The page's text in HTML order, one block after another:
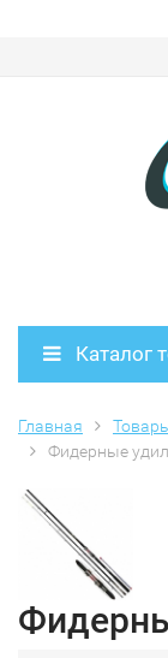
Каталог
Главная
Фидерные